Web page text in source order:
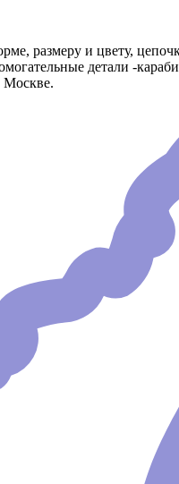
размеру и цвету,
детали -
Москве.